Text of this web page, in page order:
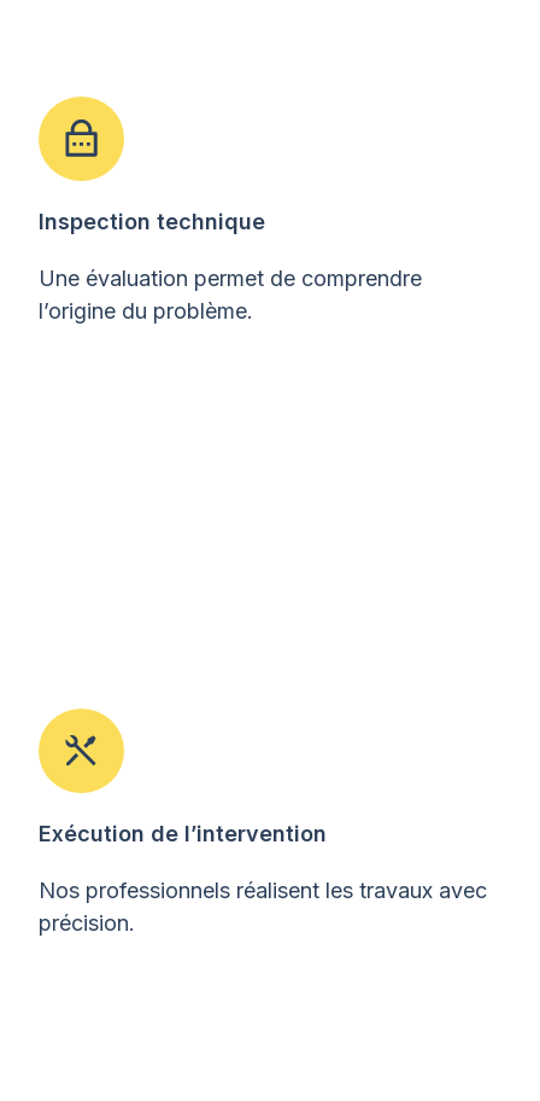
Inspection technique
Une évaluation permet de comprendre
l’origine du problème.
Exécution de l’intervention
Nos professionnels réalisent les travaux avec
précision.